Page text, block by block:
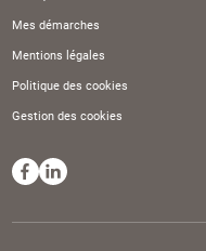
Mes démarches
Mentions légales
Politique des cookies
Gestion des cookies